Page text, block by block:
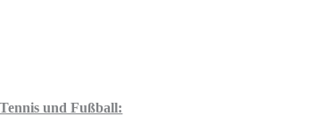
und Fußball: